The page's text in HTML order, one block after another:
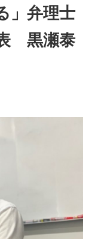
」弁理士
黒瀬泰